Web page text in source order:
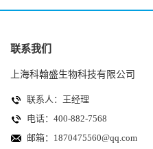
联系我们
上海科翰盛生物科技有限公司
联系人：王经理
电话：400-882-7568
邮箱： 1870475560@qq.com